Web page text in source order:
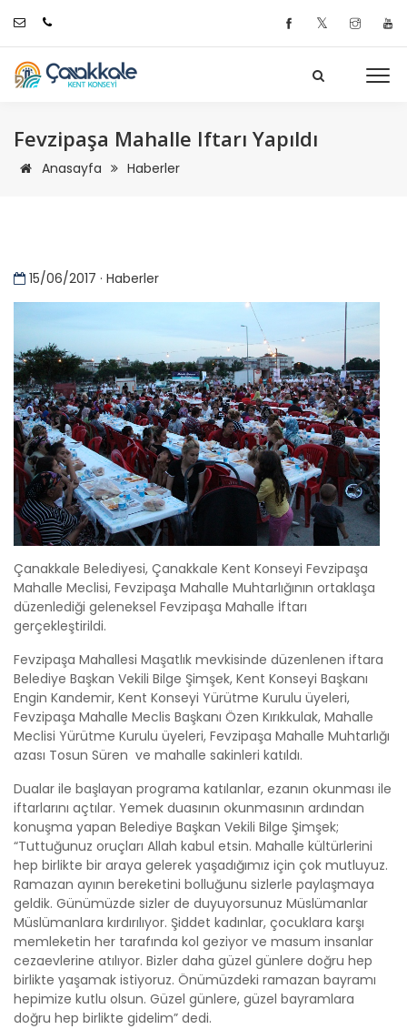
𝕏
Fevzipaşa Mahalle Iftarı Yapıldı
Anasayfa Haberler
15/06/2017 · Haberler
Çanakkale Belediyesi, Çanakkale Kent Konseyi Fevzipaşa
Mahalle Meclisi, Fevzipaşa Mahalle Muhtarlığının ortaklaşa
düzenlediği geleneksel Fevzipaşa Mahalle İftarı
gerçekleştirildi.
Fevzipaşa Mahallesi Maşatlık mevkisinde düzenlenen iftara
Belediye Başkan Vekili Bilge Şimşek, Kent Konseyi Başkanı
Engin Kandemir, Kent Konseyi Yürütme Kurulu üyeleri,
Fevzipaşa Mahalle Meclis Başkanı Özen Kırıkkulak, Mahalle
Meclisi Yürütme Kurulu üyeleri, Fevzipaşa Mahalle Muhtarlığı
azası Tosun Süren ve mahalle sakinleri katıldı.
Dualar ile başlayan programa katılanlar, ezanın okunması ile
iftarlarını açtılar. Yemek duasının okunmasının ardından
konuşma yapan Belediye Başkan Vekili Bilge Şimşek;
“Tuttuğunuz oruçları Allah kabul etsin. Mahalle kültürlerini
hep birlikte bir araya gelerek yaşadığımız için çok mutluyuz.
Ramazan ayının bereketini bolluğunu sizlerle paylaşmaya
geldik. Günümüzde sizler de duyuyorsunuz Müslümanlar
Müslümanlara kırdırılıyor. Şiddet kadınlar, çocuklara karşı
memleketin her tarafında kol geziyor ve masum insanlar
cezaevlerine atılıyor. Bizler daha güzel günlere doğru hep
birlikte yaşamak istiyoruz. Önümüzdeki ramazan bayramı
hepimize kutlu olsun. Güzel günlere, güzel bayramlara
doğru hep birlikte gidelim” dedi.